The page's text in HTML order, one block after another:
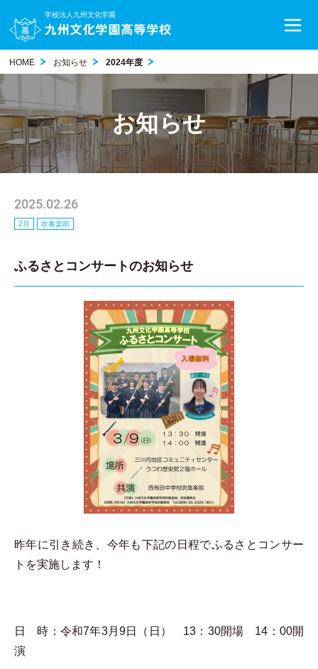
学校法人九州文化学園
HOME お知らせ 2024年度
お知らせ
2025.02.26
2月 吹奏楽部
ふるさとコンサートのお知らせ
昨年に引き続き、今年も下記の日程でふるさとコンサー
トを実施します！
日 時：令和7年3月9日（日） 13：30開場 14：00開
演